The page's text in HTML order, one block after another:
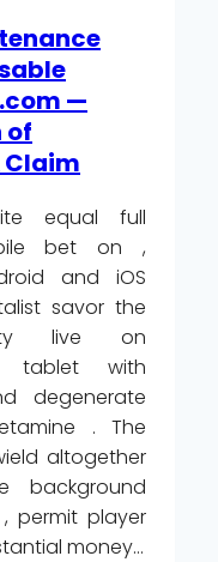
—
of
equal full
bet on ,
and iOS
savor the
live on
tablet with
degenerate
. The
altogether
background
permit player
money…